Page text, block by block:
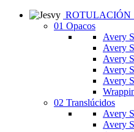
ROTULACIÓN
01 Opacos
Avery
Avery
Avery
Avery
Avery
02 Translúcidos
Avery
Avery